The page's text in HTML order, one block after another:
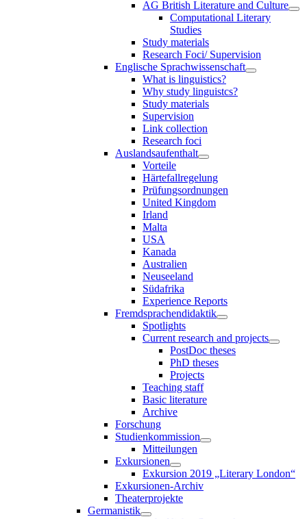
AG British Literature and Culture
Computational Literary
Studies
Study materials
Research Foci/ Supervision
Englische Sprachwissenschaft
What is linguistics?
Why study linguistcs?
Study materials
Supervision
Link collection
Research foci
Auslandsaufenthalt
Vorteile
Härtefallregelung
Prüfungsordnungen
United Kingdom
Irland
Malta
USA
Kanada
Australien
Neuseeland
Südafrika
Experience Reports
Fremdsprachendidaktik
Spotlights
Current research and projects
PostDoc theses
PhD theses
Projects
Teaching staff
Basic literature
Archive
Forschung
Studienkommission
Mitteilungen
Exkursionen
Exkursion 2019 „Literary London“
Exkursionen-Archiv
Theaterprojekte
Germanistik